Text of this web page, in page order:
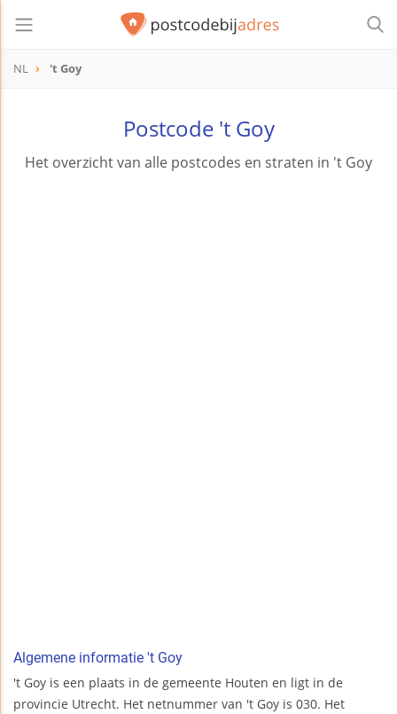
NL 't Goy
Postcode 't Goy
Het overzicht van alle postcodes en straten in 't Goy
Algemene informatie 't Goy
't Goy is een plaats in de gemeente Houten en ligt in de
provincie Utrecht. Het netnummer van 't Goy is 030. Het